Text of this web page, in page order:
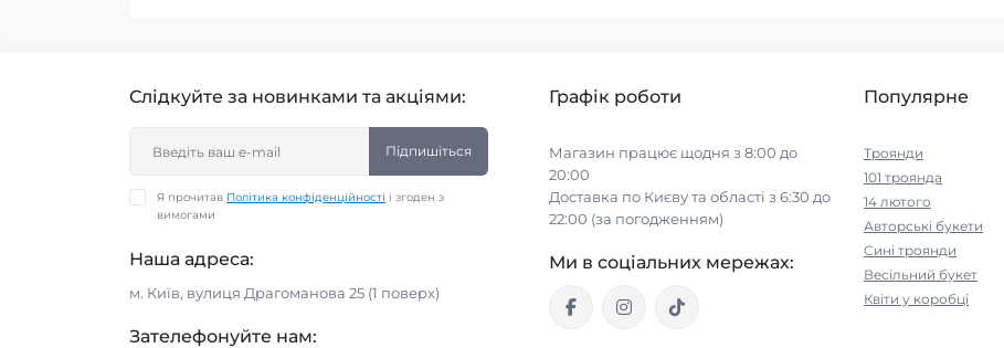
Слідкуйте за новинками та акціями:
Підпишіться
Я прочитав Політика конфіденційності і згоден з
вимогами
Наша адреса:
м. Київ, вулиця Драгоманова 25 (1 поверх)
Зателефонуйте нам:
Графік роботи
Магазин працює щодня з 8:00 до
20:00
Доставка по Києву та області з 6:30 до
22:00 (за погодженням)
Ми в соціальних мережах:
Популярне
Троянди
101 троянда
14 лютого
Авторські букети
Cині троянди
Весільний букет
Квіти у коробці